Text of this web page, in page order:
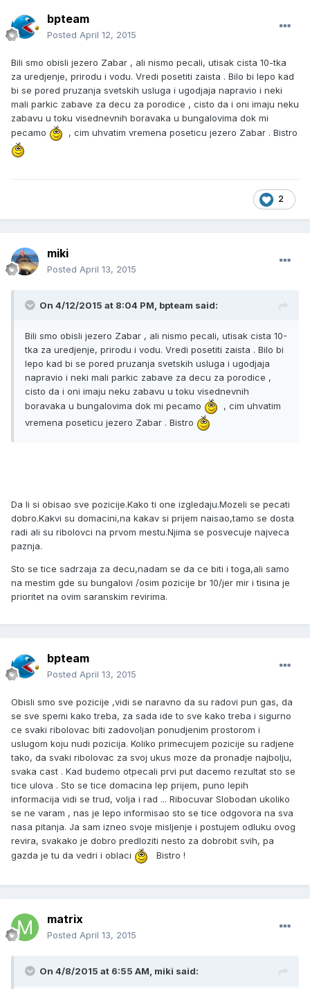
bpteam
Posted April 12, 2015
Bili smo obisli jezero Zabar , ali nismo pecali, utisak cista 10-tka
za uredjenje, prirodu i vodu. Vredi posetiti zaista . Bilo bi lepo kad
bi se pored pruzanja svetskih usluga i ugodjaja napravio i neki
mali parkic zabave za decu za porodice , cisto da i oni imaju neku
zabavu u toku visednevnih boravaka u bungalovima dok mi
pecamo
, cim uhvatim vremena poseticu jezero Zabar . Bistro
2
miki
Posted April 13, 2015
On 4/12/2015 at 8:04 PM, bpteam said:
Bili smo obisli jezero Zabar , ali nismo pecali, utisak cista 10-
tka za uredjenje, prirodu i vodu. Vredi posetiti zaista . Bilo bi
lepo kad bi se pored pruzanja svetskih usluga i ugodjaja
napravio i neki mali parkic zabave za decu za porodice ,
cisto da i oni imaju neku zabavu u toku visednevnih
boravaka u bungalovima dok mi pecamo
, cim uhvatim
vremena poseticu jezero Zabar . Bistro
Da li si obisao sve pozicije.Kako ti one izgledaju.Mozeli se pecati
dobro.Kakvi su domacini,na kakav si prijem naisao,tamo se dosta
radi ali su ribolovci na prvom mestu.Njima se posvecuje najveca
paznja.
Sto se tice sadrzaja za decu,nadam se da ce biti i toga,ali samo
na mestim gde su bungalovi /osim pozicije br 10/jer mir i tisina je
prioritet na ovim saranskim revirima.
bpteam
Posted April 13, 2015
Obisli smo sve pozicije ,vidi se naravno da su radovi pun gas, da
se sve spemi kako treba, za sada ide to sve kako treba i sigurno
ce svaki ribolovac biti zadovoljan ponudjenim prostorom i
uslugom koju nudi pozicija. Koliko primecujem pozicije su radjene
tako, da svaki ribolovac za svoj ukus moze da pronadje najbolju,
svaka cast . Kad budemo otpecali prvi put dacemo rezultat sto se
tice ulova . Sto se tice domacina lep prijem, puno lepih
informacija vidi se trud, volja i rad ... Ribocuvar Slobodan ukoliko
se ne varam , nas je lepo informisao sto se tice odgovora na sva
nasa pitanja. Ja sam izneo svoje misljenje i postujem odluku ovog
revira, svakako je dobro predloziti nesto za dobrobit svih, pa
gazda je tu da vedri i oblaci
Bistro !
matrix
Posted April 13, 2015
On 4/8/2015 at 6:55 AM, miki said: